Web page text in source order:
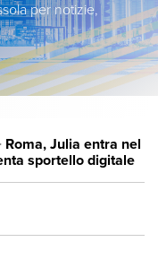
per notizie,
Roma, Julia entra nel
sportello digitale